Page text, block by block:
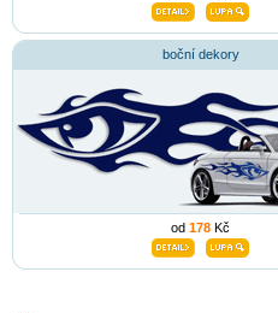
boční dekory
od 178 Kč